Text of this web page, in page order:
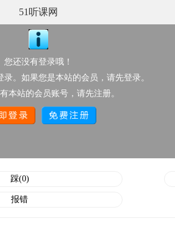
51听课网
您还没有登录哦！
。如果您是本站的会员，请先登录。
本站的会员账号，请先注册。
听说课单元整体教学设计说课视频说课系列
点此上传配套资源
顶/踩次数： 224/0
踩(0)
报错